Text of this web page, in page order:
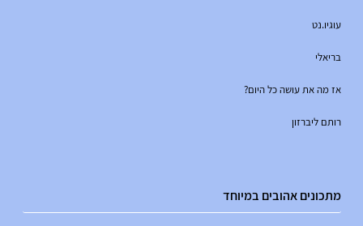
עוגיו.נט
בריאלי
אז מה את עושה כל היום?
רותם ליברזון
מתכונים אהובים במיוחד